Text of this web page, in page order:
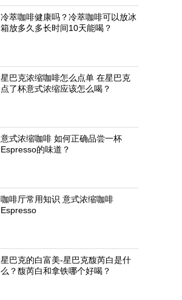
冷萃咖啡健康吗？冷萃咖啡可以放冰
箱放多久多长时间10天能喝？
星巴克浓缩咖啡怎么点单 在星巴克
点了杯意式浓缩应该怎么喝？
意式浓缩咖啡 如何正确品尝一杯
Espresso的味道？
咖啡厅常用知识 意式浓缩咖啡
Espresso
星巴克的白富美-星巴克馥芮白是什
么？馥芮白和拿铁哪个好喝？